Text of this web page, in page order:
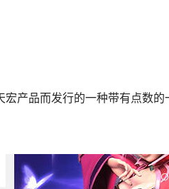
产品而发行的一种带有点数